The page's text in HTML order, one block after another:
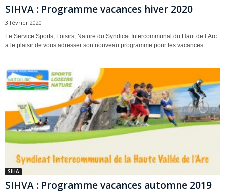
SIHVA : Programme vacances hiver 2020
3 février 2020
Le Service Sports, Loisirs, Nature du Syndicat Intercommunal du Haut de l’Arc
a le plaisir de vous adresser son nouveau programme pour les vacances...
SIHA
SIHVA : Programme vacances automne 2019